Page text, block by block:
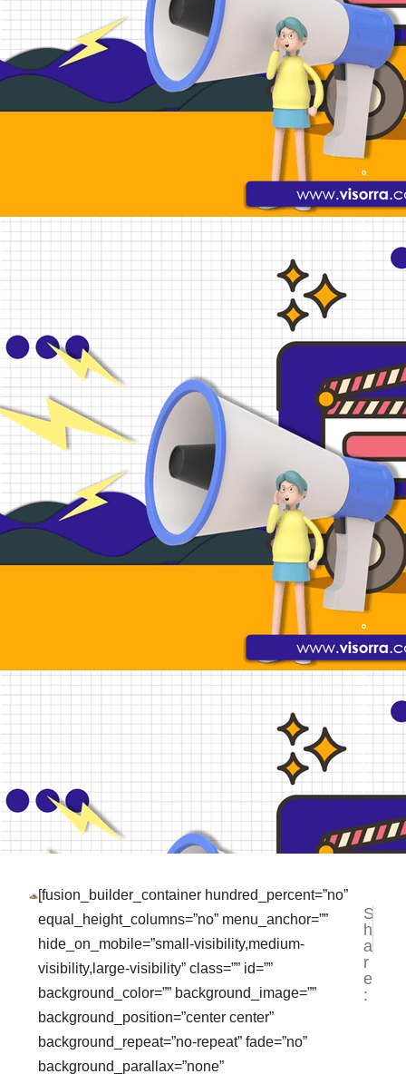
[fusion_builder_container hundred_percent=”no”
equal_height_columns=”no” menu_anchor=””
hide_on_mobile=”small-visibility,medium-
visibility,large-visibility” class=”” id=””
background_color=”” background_image=””
background_position=”center center”
background_repeat=”no-repeat” fade=”no”
background_parallax=”none”
S
h
a
r
e
:
NEXT
Video